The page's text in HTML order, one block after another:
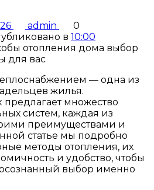
admin
0
в 10:00
— одна из
жилья.
множество
систем, каждая из
преимуществами и
статье мы подробно
методы отопления, их
и удобство, чтобы
выбор именно